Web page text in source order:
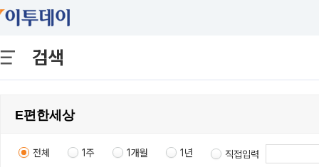
검색
전체 1주 1개월 1년 직접입력